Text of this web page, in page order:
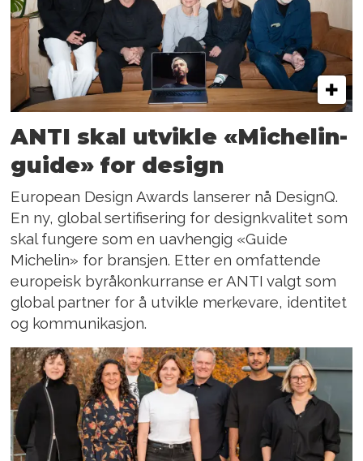
ANTI skal utvikle «Michelin-
guide» for design
European Design Awards lanserer nå DesignQ.
En ny, global sertifisering for designkvalitet som
skal fungere som en uavhengig «Guide
Michelin» for bransjen. Etter en omfattende
europeisk byråkonkurranse er ANTI valgt som
global partner for å utvikle merkevare, identitet
og kommunikasjon.